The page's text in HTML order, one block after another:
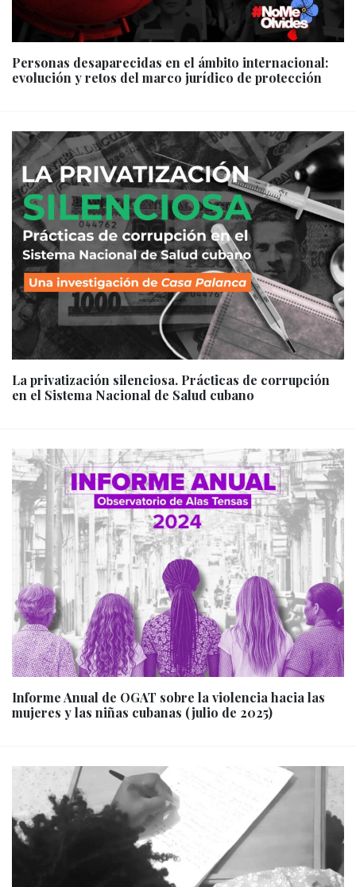
Personas desaparecidas en el ámbito internacional:
evolución y retos del marco jurídico de protección
La privatización silenciosa. Prácticas de corrupción
en el Sistema Nacional de Salud cubano
Informe Anual de OGAT sobre la violencia hacia las
mujeres y las niñas cubanas (julio de 2025)